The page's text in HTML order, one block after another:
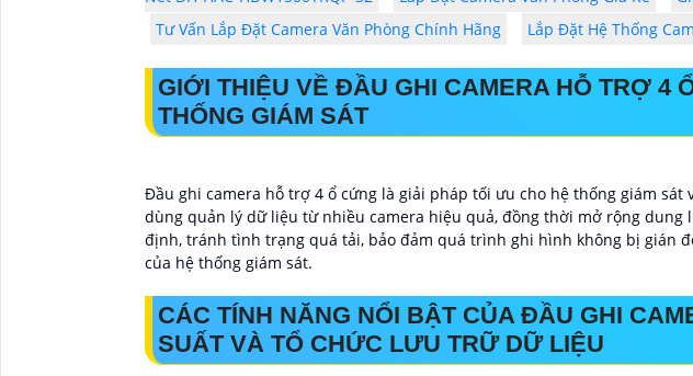
Tư Vấn Lắp Đặt Camera Văn Phòng Chính Hãng
Lắp Đặt Hệ Thống
GIỚI THIỆU VỀ ĐẦU GHI CAMERA HỖ TRỢ 4
THỐNG GIÁM SÁT
Đầu ghi camera hỗ trợ 4 ổ cứng là giải pháp tối ưu cho hệ thống giám
dùng quản lý dữ liệu từ nhiều camera hiệu quả, đồng thời mở rộng
định, tránh tình trạng quá tải, bảo đảm quá trình ghi hình không bị gián
của hệ thống giám sát.
CÁC TÍNH NĂNG NỔI BẬT CỦA ĐẦU GHI
SUẤT VÀ TỔ CHỨC LƯU TRỮ DỮ LIỆU